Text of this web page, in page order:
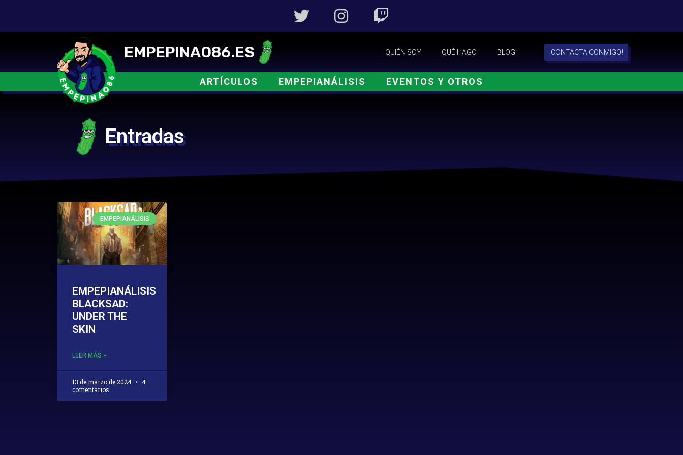
EMPEPINAO86.ES QUIÉN SOY QUÉ HAGO BLOG ¡CONTACTA CONMIGO!
ARTÍCULOS EMPEPIANÁLISIS EVENTOS Y OTROS
Entradas
EMPEPIANÁLISIS
EMPEPIANÁLISIS
BLACKSAD:
UNDER THE
SKIN
LEER MÁS »
13 de marzo de 2024
4
comentarios